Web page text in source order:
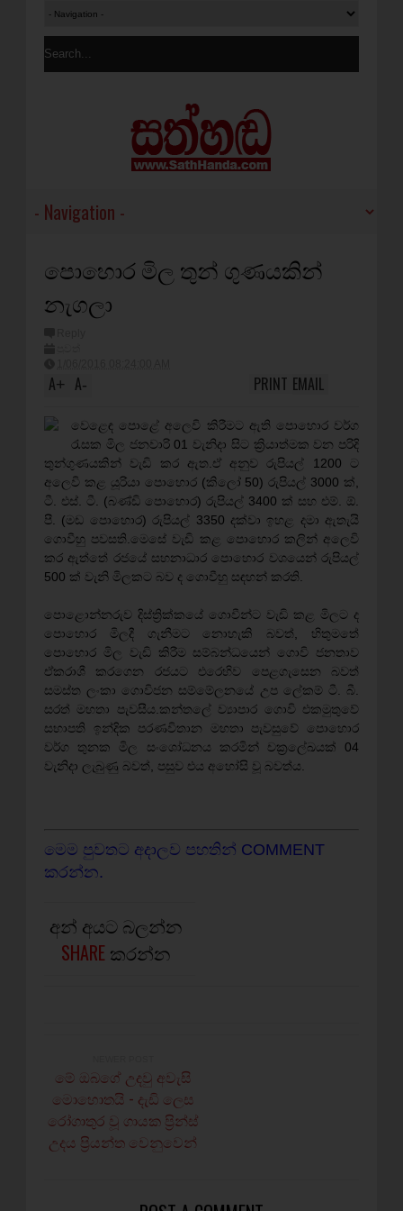
පොහොර මිල තුන් ගුණයකින්
නැගලා
A+ A- EMAIL
PRINT
වෙළෙඳ පොළේ අලෙවි කිරීමට ඇති පොහොර වර්ග
රැසක මිල ජනවාරි 01 වැනිදා සිට ක්‍රියාත්මක වන පරිදි
තුන්ගුණයකින් වැඩි කර ඇත.ඒ අනුව රුපියල් 1200 ට
අලෙවි කළ යූරියා පොහොර (කිලෝ 50) රුපියල් 3000 ක්‌,
ටී. එස්‌. ටී. (බණ්‌ඩි පොහොර) රුපියල් 3400 ක්‌ සහ එම්. ඕ.
පී. (මඩ පොහොර) රුපියල් 3350 දක්‌වා ඉහළ දමා ඇතැයි
ගොවීහු පවසති.මෙසේ වැඩි කළ පොහොර කලින් අලෙවි
කර ඇත්තේ රජයේ සහනාධාර පොහොර වශයෙන් රුපියල්
500 ක්‌ වැනි මිලකට බව ද ගොවීහු සඳහන් කරති.
පොළොන්නරුව දිස්‌ත්‍රික්‌කයේ ගොවීන්ට වැඩි කළ මිලට ද
පොහොර මිලදී ගැනීමට නොහැකි බවත්, හිතුමතේ
පොහොර මිල වැඩි කිරීම සම්බන්ධයෙන් ගොවි ජනතාව
ඒකරාශී කරගෙන රජයට එරෙහිව පෙළගැසෙන බවත්
සමස්‌ත ලංකා ගොවිජන සම්මේලනයේ උප ලේකම් ටී. බී.
සරත් මහතා පැවසීය.කන්තලේ ව්‍යාපාර ගොවි එකමුතුවේ
සභාපති ඉන්දික පරණවිතාන මහතා පැවසුවේ පොහොර
වර්ග තුනක මිල සංශෝධනය කරමින් චක්‍රලේඛයක්‌ 04
වැනිදා ලැබුණු බවත්, පසුව එය අහෝසි වූ බවත්ය.
මෙම පුවතට අදාලව පහතින් COMMENT
කරන්න.
අන් අයට බලන්න
SHARE කරන්න
මේ ඔබගේ උදවු අවැසි
මොහොතයි - දැඩි ලෙස
රෝගාතුර වූ ගායක ප්‍රින්ස්‌
උදය ප්‍රියන්ත වෙනුවෙන්